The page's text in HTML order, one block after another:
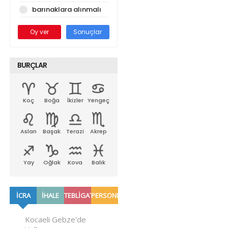
barınaklara alınmalı
Oy ver Sonuçlar
BURÇLAR
Koç Boğa İkizler Yengeç
Aslan Başak Terazi Akrep
Yay Oğlak Kova Balık